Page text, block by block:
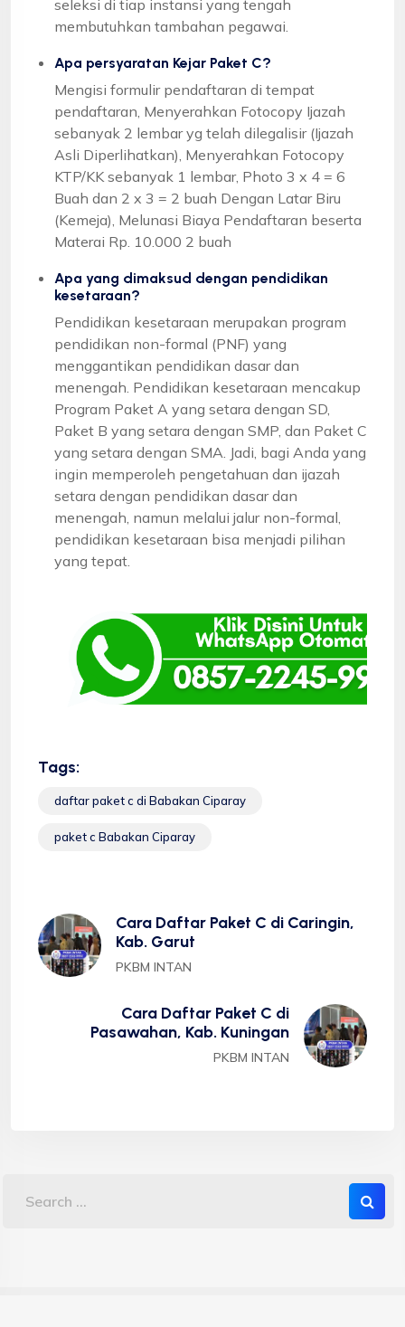
seleksi di tiap instansi yang tengah
membutuhkan tambahan pegawai.
Apa persyaratan Kejar Paket C?
Mengisi formulir pendaftaran di tempat
pendaftaran, Menyerahkan Fotocopy Ijazah
sebanyak 2 lembar yg telah dilegalisir (Ijazah
Asli Diperlihatkan), Menyerahkan Fotocopy
KTP/KK sebanyak 1 lembar, Photo 3 x 4 = 6
Buah dan 2 x 3 = 2 buah Dengan Latar Biru
(Kemeja), Melunasi Biaya Pendaftaran beserta
Materai Rp. 10.000 2 buah
Apa yang dimaksud dengan pendidikan
kesetaraan?
Pendidikan kesetaraan merupakan program
pendidikan non-formal (PNF) yang
menggantikan pendidikan dasar dan
menengah. Pendidikan kesetaraan mencakup
Program Paket A yang setara dengan SD,
Paket B yang setara dengan SMP, dan Paket C
yang setara dengan SMA. Jadi, bagi Anda yang
ingin memperoleh pengetahuan dan ijazah
setara dengan pendidikan dasar dan
menengah, namun melalui jalur non-formal,
pendidikan kesetaraan bisa menjadi pilihan
yang tepat.
Tags:
daftar paket c di Babakan Ciparay
paket c Babakan Ciparay
Cara Daftar Paket C di Caringin,
Kab. Garut
PKBM INTAN
Cara Daftar Paket C di
Pasawahan, Kab. Kuningan
PKBM INTAN